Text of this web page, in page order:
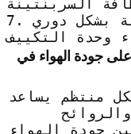
7. قم بتنظيف السربنتينة بشكل دوري
جودة الهواء في
منتظم يساعد
جودة الهواء